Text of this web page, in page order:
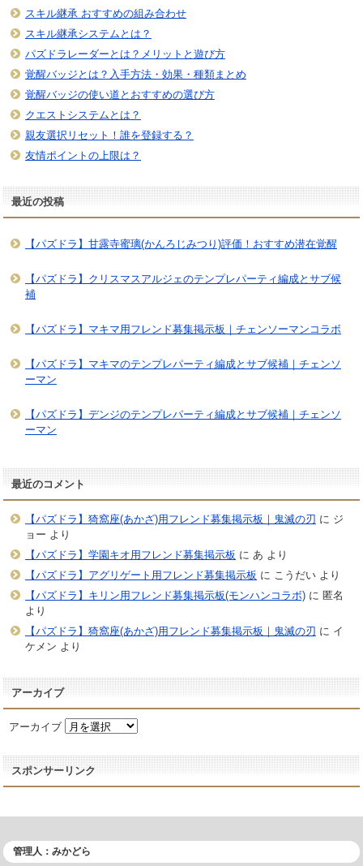
スキル継承 おすすめの組み合わせ
スキル継承システムとは？
パズドラレーダーとは？メリットと遊び方
覚醒バッジとは？入手方法・効果・種類まとめ
覚醒バッジの使い道とおすすめの選び方
クエストシステムとは？
親友選択リセット！誰を登録する？
友情ポイントの上限は？
最近の投稿
【パズドラ】甘露寺蜜璃(かんろじみつり)評価！おすすめ潜在覚醒
【パズドラ】クリスマスアルジェのテンプレパーティ編成とサブ候
補
【パズドラ】マキマ用フレンド募集掲示板｜チェンソーマンコラボ
【パズドラ】マキマのテンプレパーティ編成とサブ候補｜チェンソ
ーマン
【パズドラ】デンジのテンプレパーティ編成とサブ候補｜チェンソ
ーマン
最近のコメント
【パズドラ】猗窩座(あかざ)用フレンド募集掲示板｜鬼滅の刃 に ジ
ョー より
【パズドラ】学園キオ用フレンド募集掲示板 に あ より
【パズドラ】アグリゲート用フレンド募集掲示板 に こうだいより
【パズドラ】キリン用フレンド募集掲示板(モンハンコラボ)に 匿名
より
【パズドラ】猗窩座(あかざ)用フレンド募集掲示板｜鬼滅の刃 に イ
ケメン より
アーカイブ
アーカイブ
スポンサーリンク
管理人：みかどら